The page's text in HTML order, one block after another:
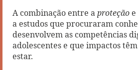
A combinação entre a proteção e
a estudos que procuraram
desenvolvem as competências
adolescentes e que impactos
estar.